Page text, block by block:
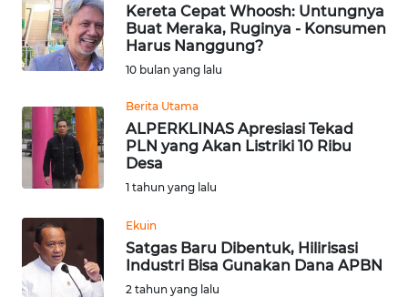
Kereta Cepat Whoosh: Untungnya
Buat Meraka, Ruginya - Konsumen
Harus Nanggung?
10 bulan yang lalu
Berita Utama
ALPERKLINAS Apresiasi Tekad
PLN yang Akan Listriki 10 Ribu
Desa
1 tahun yang lalu
Ekuin
Satgas Baru Dibentuk, Hilirisasi
Industri Bisa Gunakan Dana APBN
2 tahun yang lalu
INTERNASIONAL
PENDIDIKAN
OLAHRAGA
OPINI
EDITORIAL